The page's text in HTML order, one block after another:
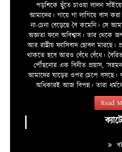
পড়শিকে ছুঁতে চাওয়া লালন
আমাদের। গায়ে গা লাগিয়ে বাস
না-চেনা বেড়েছে বৈ কমেনি। সে
অজ্ঞতা ফলে অবিশ্বাস। তার থেকে
আর রাষ্ট্রীয় ফ্যাসিবাদ ছোবল
থাকতে হবে আরও বেঁধে বেঁধে।
পৌঁছনোর এক বিনীত প্রয়াস,
আমাদের ঘাড়ের ওপর চেপে বসছে।
অধিকারই আজ বিপন্ন। তারা
Read